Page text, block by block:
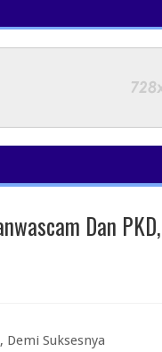
Dan PKD,
Demi Suksesnya